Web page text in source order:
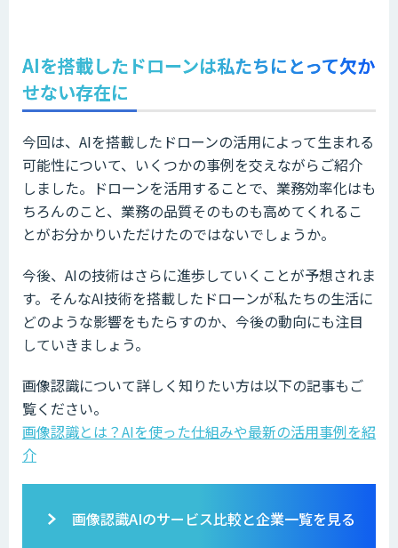
AIを搭載したドローンは私たちにとって欠か
せない存在に
今回は、AIを搭載したドローンの活用によって生まれる
可能性について、いくつかの事例を交えながらご紹介
しました。ドローンを活用することで、業務効率化はも
ちろんのこと、業務の品質そのものも高めてくれるこ
とがお分かりいただけたのではないでしょうか。
今後、AIの技術はさらに進歩していくことが予想されま
す。そんなAI技術を搭載したドローンが私たちの生活に
どのような影響をもたらすのか、今後の動向にも注目
していきましょう。
画像認識について詳しく知りたい方は以下の記事もご
覧ください。
画像認識とは？AIを使った仕組みや最新の活用事例を紹
介
画像認識AIのサービス比較と企業一覧を見る